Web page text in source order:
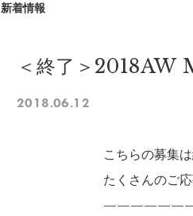
新着情報
＜終了＞2018AW
2018.06.12
こちらの募集
たくさんのご